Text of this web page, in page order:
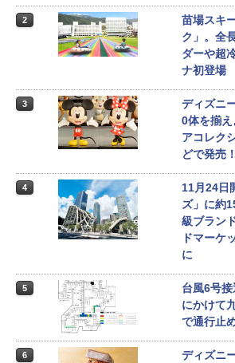
2
苗場スキ
ク」。全
ダーや超
ナ初登場
3
ディズニ
0体を揃え
アコレク
どで発売！
4
11月24日
ズ」に約
級ブラン
ドマーケ
に
5
台風6号
にかけて
で通行止
6
ディズニ